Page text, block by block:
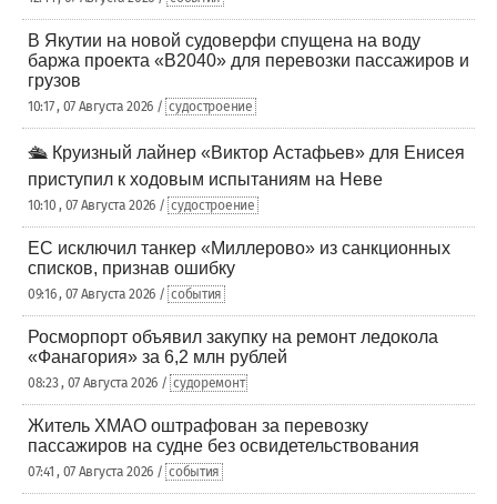
В Якутии на новой судоверфи спущена на воду
баржа проекта «В2040» для перевозки пассажиров и
грузов
10:17 , 07 Августа 2026 / судостроение
🛳️ Круизный лайнер «Виктор Астафьев» для Енисея
приступил к ходовым испытаниям на Неве
10:10 , 07 Августа 2026 / судостроение
ЕС исключил танкер «Миллерово» из санкционных
списков, признав ошибку
09:16 , 07 Августа 2026 / события
Росморпорт объявил закупку на ремонт ледокола
«Фанагория» за 6,2 млн рублей
08:23 , 07 Августа 2026 / судоремонт
Житель ХМАО оштрафован за перевозку
пассажиров на судне без освидетельствования
07:41 , 07 Августа 2026 / события